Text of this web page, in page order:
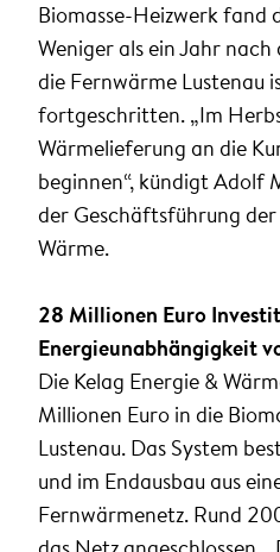
Biomasse-Heizwerk fand
Weniger als ein Jahr
die Fernwärme Lustenau
fortgeschritten. „Im
Wärmelieferung an die
beginnen“, kündigt Adolf
der Geschäftsführung
Wärme.
28 Millionen Euro
Energieunabhängigkeit
Die Kelag Energie &
Millionen Euro in die
Lustenau. Das System
und im Endausbau aus
Fernwärmenetz. Rund